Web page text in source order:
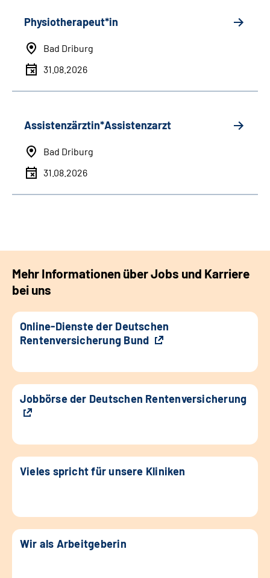
Physiotherapeut*in
Bad Driburg
31.08.2026
Assistenzärztin*Assistenzarzt
Bad Driburg
31.08.2026
Mehr Informationen über Jobs und Karriere
bei uns
Online-Dienste der Deutschen
Rentenversicherung Bund
Jobbörse der Deutschen Rentenversicherung
Vieles spricht für unsere Kliniken
Wir als Arbeitgeberin